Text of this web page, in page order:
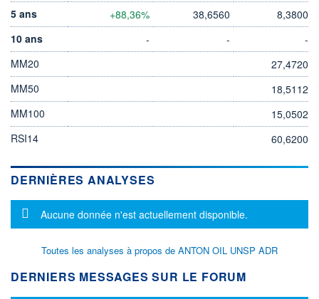
5 ans
+88,36% 38,6560
8,3800
10 ans
- -
-
MM20
27,4720
MM50
18,5112
MM100
15,0502
RSI14
60,6200
DERNIÈRES ANALYSES
Message d'information
Aucune donnée n'est actuellement disponible.
Toutes les analyses à propos de ANTON OIL UNSP ADR
DERNIERS MESSAGES SUR LE FORUM